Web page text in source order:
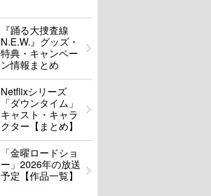
『踊る大捜査線
N.E.W.』グッズ・
特典・キャンペー
ン情報まとめ
Netflixシリーズ
「ダウンタイム」
キャスト・キャラ
クター【まとめ】
「金曜ロードショ
ー」2026年の放送
予定【作品一覧】